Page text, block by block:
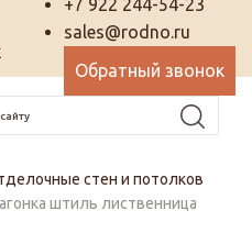
+7 922 244-54-23
sales@rodno.ru
Обратный звонок
стен и потолков
штиль лиственница